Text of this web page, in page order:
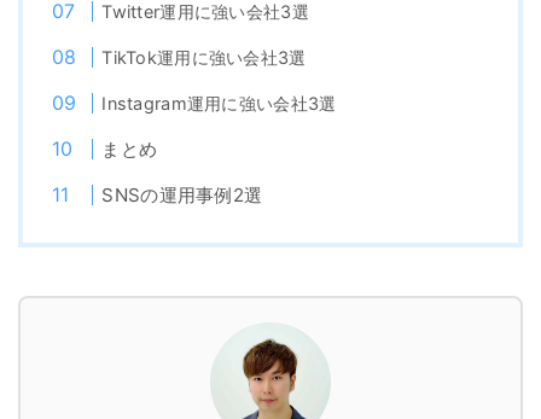
Twitter運用に強い会社3選
TikTok運用に強い会社3選
Instagram運用に強い会社3選
まとめ
SNSの運用事例2選